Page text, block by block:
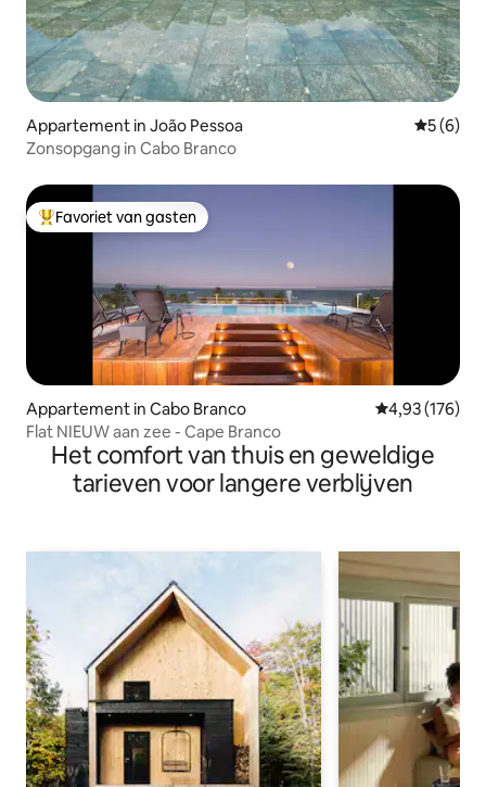
Appartement in João Pessoa
5 (6)
Zonsopgang in Cabo Branco
Topfavoriet van gasten
Favoriet van gasten
Appartement in Cabo Branco Gemiddelde
4,93 (176)
Flat NIEUW aan zee - Cape Branco
Het comfort van thuis en geweldige
tarieven voor langere verblijven